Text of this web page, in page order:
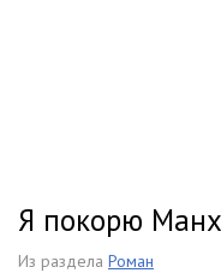
Я покорю
Из раздела Роман